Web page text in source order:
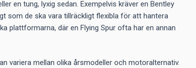
en tung, lyxig sedan. Exempelvis kräver en Bentley
som de ska vara tillräckligt flexibla för att hantera
plattformarna, där en Flying Spur ofta har en annan
variera mellan olika årsmodeller och motoralternativ.